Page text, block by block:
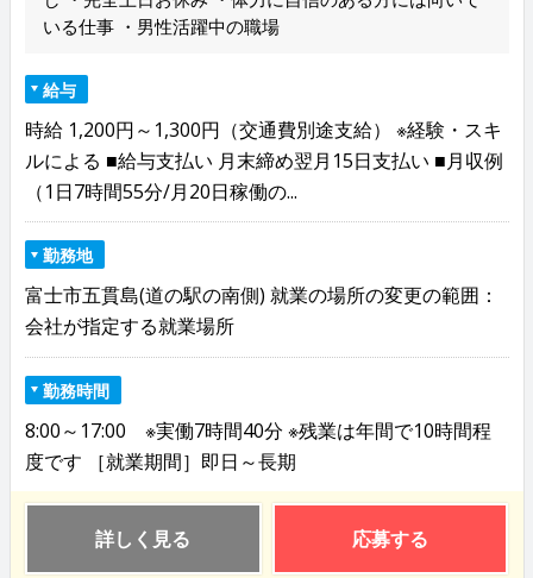
いる仕事 ・男性活躍中の職場
給与
時給 1,200円～1,300円（交通費別途支給） ※経験・スキ
ルによる ■給与支払い 月末締め翌月15日支払い ■月収例
（1日7時間55分/月20日稼働の...
勤務地
富士市五貫島(道の駅の南側) 就業の場所の変更の範囲：
会社が指定する就業場所
勤務時間
8:00～17:00 ※実働7時間40分 ※残業は年間で10時間程
度です ［就業期間］即日～長期
詳しく見る 応募する